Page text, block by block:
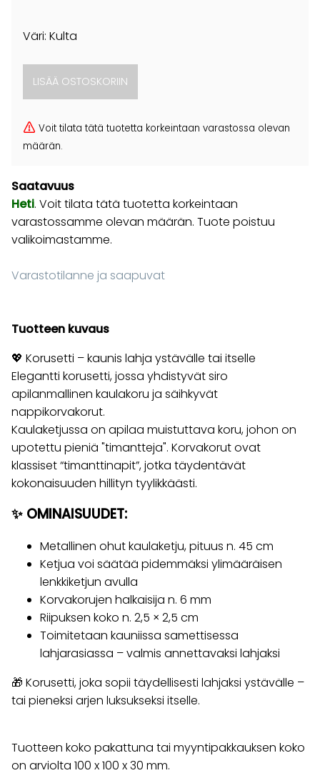
Väri: Kulta
Voit tilata tätä tuotetta korkeintaan varastossa olevan
määrän.
Saatavuus
Heti. Voit tilata tätä tuotetta korkeintaan
varastossamme olevan määrän. Tuote poistuu
valikoimastamme.
Varastotilanne ja saapuvat
Tuotteen kuvaus
💖 Korusetti – kaunis lahja ystävälle tai itselle
Elegantti korusetti, jossa yhdistyvät siro
apilanmallinen kaulakoru ja säihkyvät
nappikorvakorut.
Kaulaketjussa on apilaa muistuttava koru, johon on
upotettu pieniä "timantteja". Korvakorut ovat
klassiset “timanttinapit”, jotka täydentävät
kokonaisuuden hillityn tyylikkäästi.
✨ OMINAISUUDET:
Metallinen ohut kaulaketju, pituus n. 45 cm
Ketjua voi säätää pidemmäksi ylimääräisen
lenkkiketjun avulla
Korvakorujen halkaisija n. 6 mm
Riipuksen koko n. 2,5 × 2,5 cm
Toimitetaan kauniissa samettisessa
lahjarasiassa – valmis annettavaksi lahjaksi
🎁 Korusetti, joka sopii täydellisesti lahjaksi ystävälle –
tai pieneksi arjen luksukseksi itselle.
Tuotteen koko pakattuna tai myyntipakkauksen koko
on arviolta 100 x 100 x 30 mm.